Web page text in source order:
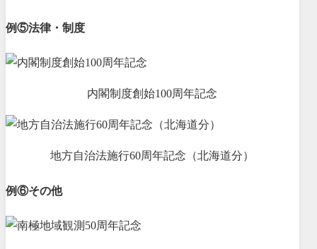
例⑤法律・制度
内閣制度創始100周年記念
地方自治法施行60周年記念（北海道分）
例⑥その他